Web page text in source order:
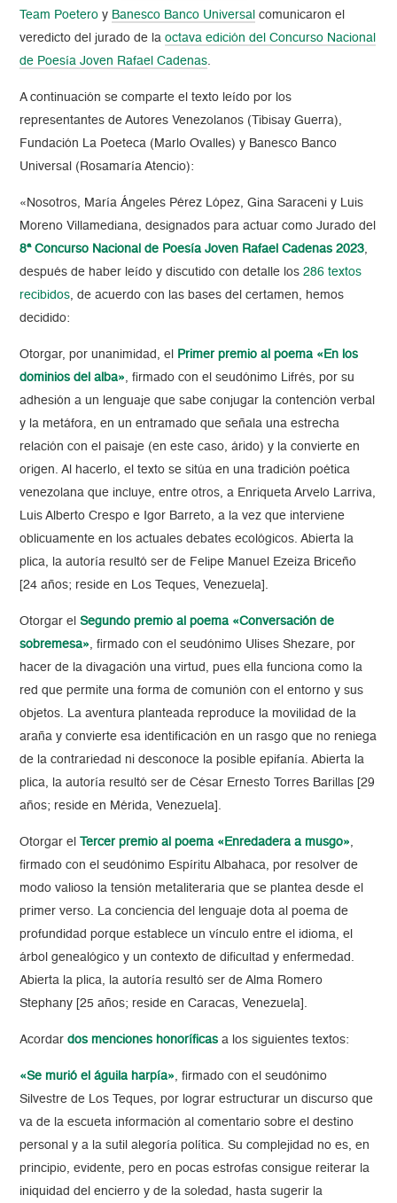
Team Poetero y Banesco Banco Universal comunicaron el
veredicto del jurado de laoctava edición del Concurso Nacional
de Poesía Joven Rafael Cadenas.
A continuación se comparte el texto leído por los
representantes de Autores Venezolanos (Tibisay Guerra),
Fundación La Poeteca (Marlo Ovalles) y Banesco Banco
Universal (Rosamaría Atencio):
«Nosotros, María Ángeles Pérez López, Gina Saraceni y Luis
Moreno Villamediana, designados para actuar como Jurado del
8ª Concurso Nacional de Poesía Joven Rafael Cadenas 2023,
después de haber leído y discutido con detalle los286 textos
recibidos, de acuerdo con las bases del certamen, hemos
decidido:
Otorgar, por unanimidad, el
Primer premio al poema «En los
dominios del alba», firmado con el seudónimo Lifrés, por su
adhesión a un lenguaje que sabe conjugar la contención verbal
y la metáfora, en un entramado que señala una estrecha
relación con el paisaje (en este caso, árido) y la convierte en
origen. Al hacerlo, el texto se sitúa en una tradición poética
venezolana que incluye, entre otros, a Enriqueta Arvelo Larriva,
Luis Alberto Crespo e Igor Barreto, a la vez que interviene
oblicuamente en los actuales debates ecológicos. Abierta la
plica, la autoría resultó ser de Felipe Manuel Ezeiza Briceño
[24 años; reside en Los Teques, Venezuela].
Otorgar el Segundo premio al poema «Conversación de
sobremesa», firmado con el seudónimo Ulises Shezare, por
hacer de la divagación una virtud, pues ella funciona como la
red que permite una forma de comunión con el entorno y sus
objetos. La aventura planteada reproduce la movilidad de la
araña y convierte esa identificación en un rasgo que no reniega
de la contrariedad ni desconoce la posible epifanía. Abierta la
plica, la autoría resultó ser de César Ernesto Torres Barillas [29
años; reside en Mérida, Venezuela].
Otorgar el Tercer premio al poema «Enredadera a musgo»,
firmado con el seudónimo Espíritu Albahaca, por resolver de
modo valioso la tensión metaliteraria que se plantea desde el
primer verso. La conciencia del lenguaje dota al poema de
profundidad porque establece un vínculo entre el idioma, el
árbol genealógico y un contexto de dificultad y enfermedad.
Abierta la plica, la autoría resultó ser de Alma Romero
Stephany [25 años; reside en Caracas, Venezuela].
Acordardos menciones honoríficas a los siguientes textos:
«Se murió el águila harpía», firmado con el seudónimo
Silvestre de Los Teques, por lograr estructurar un discurso que
va de la escueta información al comentario sobre el destino
personal y a la sutil alegoría política. Su complejidad no es, en
principio, evidente, pero en pocas estrofas consigue reiterar la
iniquidad del encierro y de la soledad, hasta sugerir la